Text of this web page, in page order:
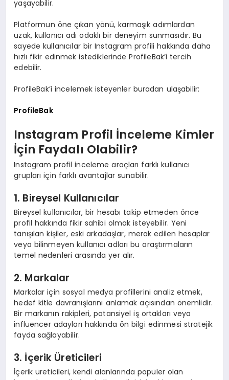
yaşayabilir.
Platformun öne çıkan yönü, karmaşık adımlardan
uzak, kullanıcı adı odaklı bir deneyim sunmasıdır. Bu
sayede kullanıcılar bir Instagram profili hakkında daha
hızlı fikir edinmek istediklerinde ProfileBak’i tercih
edebilir.
ProfileBak’i incelemek isteyenler buradan ulaşabilir:
ProfileBak
Instagram Profil İnceleme Kimler
İçin Faydalı Olabilir?
Instagram profil inceleme araçları farklı kullanıcı
grupları için farklı avantajlar sunabilir.
1. Bireysel Kullanıcılar
Bireysel kullanıcılar, bir hesabı takip etmeden önce
profil hakkında fikir sahibi olmak isteyebilir. Yeni
tanışılan kişiler, eski arkadaşlar, merak edilen hesaplar
veya bilinmeyen kullanıcı adları bu araştırmaların
temel nedenleri arasında yer alır.
2. Markalar
Markalar için sosyal medya profillerini analiz etmek,
hedef kitle davranışlarını anlamak açısından önemlidir.
Bir markanın rakipleri, potansiyel iş ortakları veya
influencer adayları hakkında ön bilgi edinmesi stratejik
fayda sağlayabilir.
3. İçerik Üreticileri
İçerik üreticileri, kendi alanlarında popüler olan